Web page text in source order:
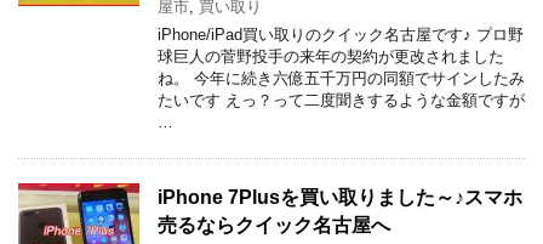
屋市 買い取り
iPhone/iPad買い取りのクイック名古屋です♪ プロ野
球巨人の菅野投手の来年の契約が更改されました
ね。 今年に続き六億五千万円の同額でサインしたみ
たいです えっ？って二度聞きするような金額ですが
iPhone 7Plusを買い取りました～♪スマホ
売るならクイック名古屋へ